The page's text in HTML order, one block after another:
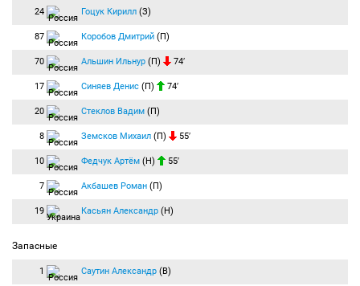
24 Гоцук Кирилл (З)
87 Коробов Дмитрий (П)
70 Альшин Ильнур (П) 74′
17 Синяев Денис (П) 74′
20 Стеклов Вадим (П)
8 Земсков Михаил (П) 55′
10 Федчук Артём (Н) 55′
7 Акбашев Роман (П)
19 Касьян Александр (Н)
Запасные
1 Саутин Александр (В)